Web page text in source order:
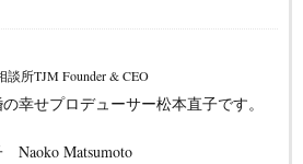
談所TJM Founder & CEO
幸せプロデューサー松本直子です。
Naoko Matsumoto